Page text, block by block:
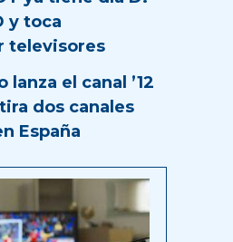
y toca
televisores
lanza el canal ’12
dos canales
España